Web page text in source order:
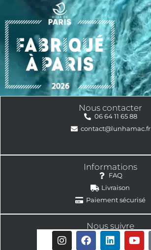
Nous contacter
06 64 11 65 88
contact@lunhamac.fr
Informations
FAQ
Livraison
Paiement sécurisé
Nous suivre